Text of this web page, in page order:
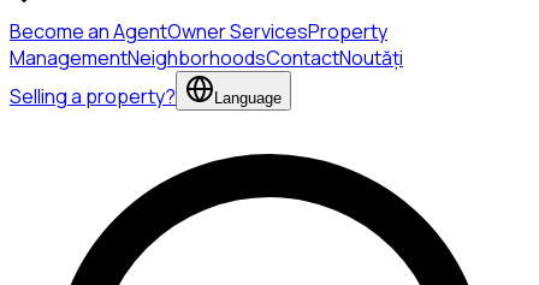
Become an AgentOwner ServicesProperty
ManagementNeighborhoodsContactNoutăți
Selling a property?
Language